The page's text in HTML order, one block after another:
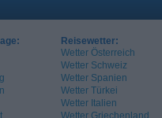
Reisewetter:
Wetter Österreich
Wetter Schweiz
Wetter Spanien
Wetter Türkei
Wetter Italien